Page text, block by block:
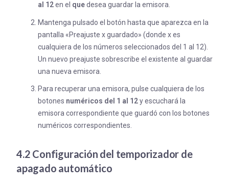
al 12en el quedesea guardar la emisora.
Mantenga pulsado el botón hasta que aparezca en la
pantalla «Preajuste x guardado» (donde x es
cualquiera de los números seleccionados del 1 al 12).
Un nuevo preajuste sobrescribe el existente al guardar
una nueva emisora.
Para recuperar una emisora, pulse cualquiera de los
botones numéricos del 1 al 12y escuchará la
emisora correspondiente que guardó con los botones
numéricos correspondientes.
4.2 Configuración del temporizador de
apagado automático